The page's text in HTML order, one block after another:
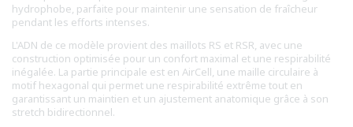
hydrophobe, parfaite pour maintenir une sensation de fraîcheur
pendant les efforts intenses.
L'ADN de ce modèle provient des maillots RS et RSR, avec une
construction optimisée pour un confort maximal et une respirabilité
inégalée. La partie principale est en AirCell, une maille circulaire à
motif hexagonal qui permet une respirabilité extrême tout en
garantissant un maintien et un ajustement anatomique grâce à son
stretch bidirectionnel.